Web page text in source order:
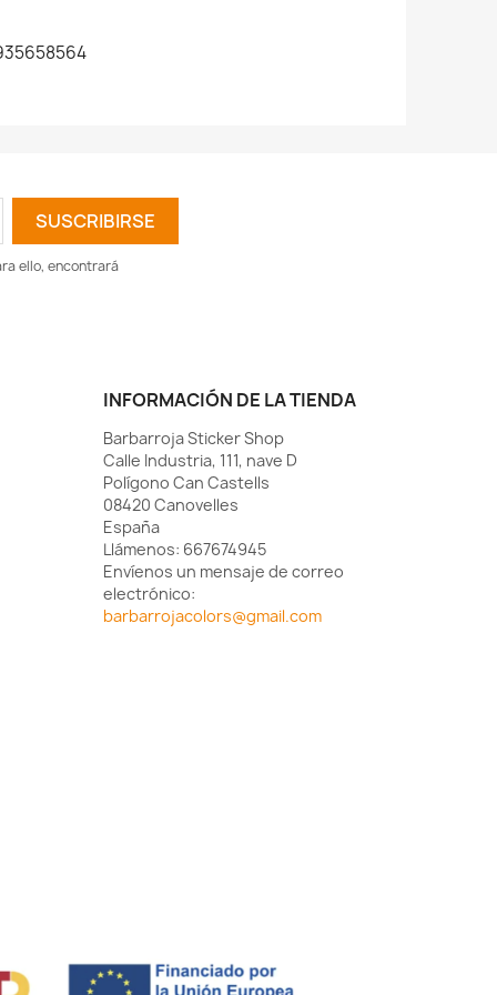
ello, encontrará
INFORMACIÓN DE LA TIENDA
Barbarroja Sticker Shop
Calle Industria, 111, nave D
Polígono Can Castells
08420 Canovelles
España
Llámenos: 667674945
Envíenos un mensaje de correo
electrónico:
barbarrojacolors@gmail.com